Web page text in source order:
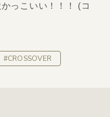
っこいい！！！ (コ
#CROSSOVER